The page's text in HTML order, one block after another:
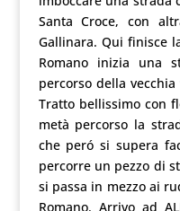
Santa Croce, con
Gallinara. Qui finisce
Romano inizia una
percorso della vecchia
Tratto bellissimo con
metà percorso la
che peró si supera
percorre un pezzo di
si passa in mezzo ai
Romano. Arrivo ad